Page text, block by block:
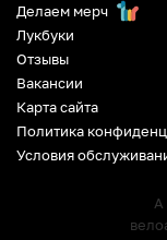
Делаем мерч
Лукбуки
Отзывы
Вакансии
Карта сайта
Политика
Условия
А